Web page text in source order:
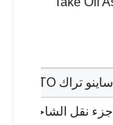
ساينو تراك HOWO PTO مضخة مدفوعة WG9700290150 مضخة تفريغ شاحنة Pto
جزء نقل الشاحنة POWER TAKE OFF PTO